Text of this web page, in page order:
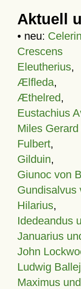
Aktuell
• neu:
Crescens
Eleutherius,
Ælfleda,
Æthelred,
Eustachius
Miles
Fulbert,
Gilduin,
Giunoc von
Gundisalvus
Hilarius,
Idedeandus
Januarius
John
Ludwig
Maximus